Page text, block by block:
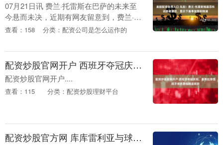
07月21日讯 费兰·托雷斯在巴萨的未来至
今悬而未决，近期有网友留意到，费兰·托
雷斯的维基百科词条遭到匿名用户改动，
配资....
查看：158 分类：配资公司是怎么运作的
配资炒股官网开户 西班牙夺冠庆祝，夏奇拉穿西班牙球衣录视频送祝贺
配资炒股官网开户....
查看：115 分类：配资炒股理财平台
配资炒股官方网 库库雷利亚与球迷一起唱库库之歌：哈兰德颤抖吧，库库来了